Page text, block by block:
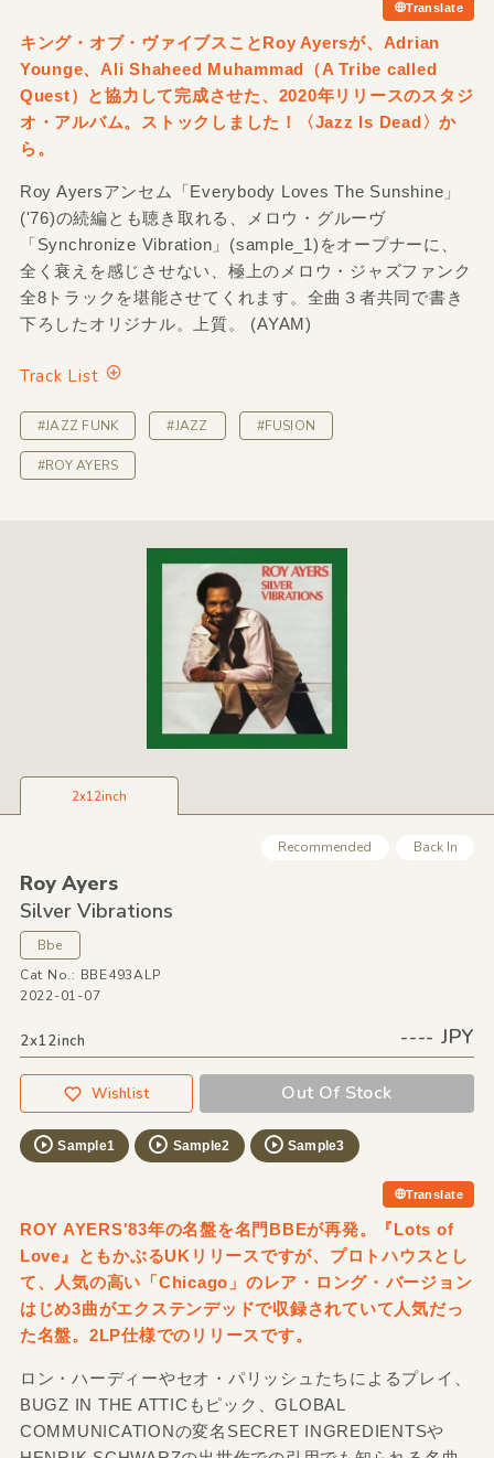
Translate
キング・オブ・ヴァイブスことRoy Ayersが、Adrian
Younge、Ali Shaheed Muhammad（A Tribe called
Quest）と協力して完成させた、2020年リリースのスタジ
オ・アルバム。ストックしました！〈Jazz Is Dead〉か
ら。
Roy Ayersアンセム「Everybody Loves The Sunshine」
('76)の続編とも聴き取れる、メロウ・グルーヴ
「Synchronize Vibration」(sample_1)をオープナーに、
全く衰えを感じさせない、極上のメロウ・ジャズファンク
全8トラックを堪能させてくれます。全曲３者共同で書き
下ろしたオリジナル。上質。 (AYAM)
Track List
#JAZZ FUNK #JAZZ #FUSION
#ROY AYERS
2x12inch
Recommended Back In
Roy Ayers
Silver Vibrations
Bbe
Cat No.: BBE493ALP
2022-01-07
2x12inch ---- JPY
Wishlist Out Of Stock
Sample1 Sample2 Sample3
Translate
ROY AYERS'83年の名盤を名門BBEが再発。『Lots of
Love』ともかぶるUKリリースですが、プロトハウスとし
て、人気の高い「Chicago」のレア・ロング・バージョン
はじめ3曲がエクステンデッドで収録されていて人気だっ
た名盤。2LP仕様でのリリースです。
ロン・ハーディーやセオ・パリッシュたちによるプレイ、
BUGZ IN THE ATTICもピック、GLOBAL
COMMUNICATIONの変名SECRET INGREDIENTSや